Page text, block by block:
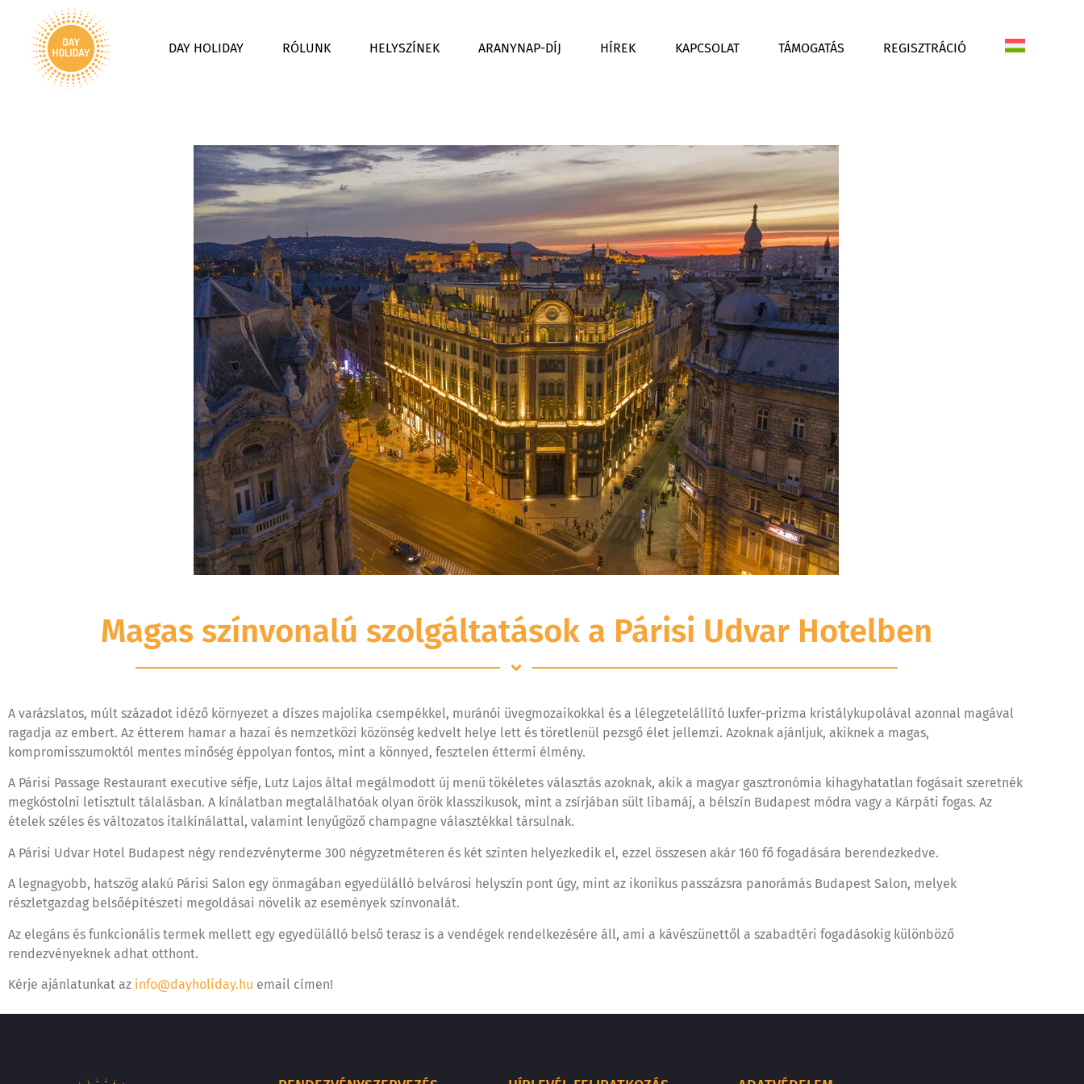
DAY HOLIDAY RÓLUNK HELYSZÍNEK ARANYNAP-DÍJ HÍREK KAPCSOLAT TÁMOGATÁS REGISZTRÁCIÓ
Magas színvonalú szolgáltatások a Párisi Udvar Hotelben
A varázslatos, múlt századot idéző környezet a díszes majolika csempékkel, muránói üvegmozaikokkal és a lélegzetelállító luxfer-prizma kristálykupolával azonnal magával
ragadja az embert. Az étterem hamar a hazai és nemzetközi közönség kedvelt helye lett és töretlenül pezsgő élet jellemzi. Azoknak ajánljuk, akiknek a magas,
kompromisszumoktól mentes minőség éppolyan fontos, mint a könnyed, fesztelen éttermi élmény.
A Párisi Passage Restaurant executive séfje, Lutz Lajos által megálmodott új menü tökéletes választás azoknak, akik a magyar gasztronómia kihagyhatatlan fogásait szeretnék
megkóstolni letisztult tálalásban. A kínálatban megtalálhatóak olyan örök klasszikusok, mint a zsírjában sült libamáj, a bélszín Budapest módra vagy a Kárpáti fogas. Az
ételek széles és változatos italkínálattal, valamint lenyűgöző champagne választékkal társulnak.
A Párisi Udvar Hotel Budapest négy rendezvényterme 300 négyzetméteren és két szinten helyezkedik el, ezzel összesen akár 160 fő fogadására berendezkedve.
A legnagyobb, hatszög alakú Párisi Salon egy önmagában egyedülálló belvárosi helyszín pont úgy, mint az ikonikus passzázsra panorámás Budapest Salon, melyek
részletgazdag belsőépítészeti megoldásai növelik az események színvonalát.
Az elegáns és funkcionális termek mellett egy egyedülálló belső terasz is a vendégek rendelkezésére áll, ami a kávészünettől a szabadtéri fogadásokig különböző
rendezvényeknek adhat otthont.
Kérje ajánlatunkat az info@dayholiday.hu email címen!